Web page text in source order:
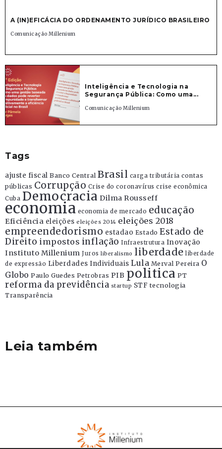
A (IN)EFICÁCIA DO ORDENAMENTO JURÍDICO BRASILEIRO
Comunicação Millenium
Inteligência e Tecnologia na
Segurança Pública: Como uma...
Comunicação Millenium
Tags
ajuste fiscal Banco Central Brasil carga tributária contas
públicas Corrupção Crise do coronavírus crise econômica
Cuba Democracia Dilma Rousseff
economia economia de mercado educação
Eficiência eleições eleições 2014 eleições 2018
empreendedorismo estadao Estado Estado de
Direito impostos inflação Infraestrutura Inovação
Instituto Millenium Juros liberalismo liberdade liberdade
de expressão Liberdades Individuais Lula Merval Pereira O
Globo Paulo Guedes Petrobras PIB politica PT
reforma da previdência startup STF tecnologia
Transparência
Leia também